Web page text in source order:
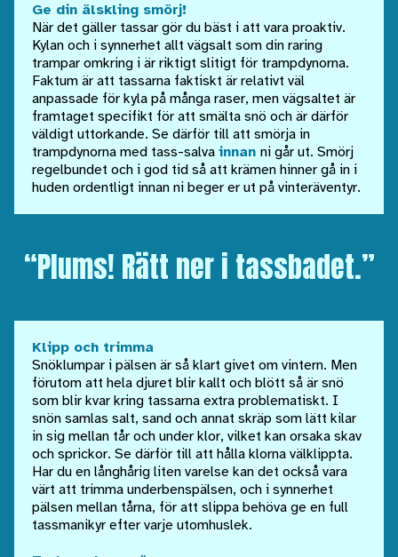
Ge din älskling smörj!
När det gäller tassar gör du bäst i att vara proaktiv.
Kylan och i synnerhet allt vägsalt som din raring
trampar omkring i är riktigt slitigt för trampdynorna.
Faktum är att tassarna faktiskt är relativt väl
anpassade för kyla på många raser, men vägsaltet är
framtaget specifikt för att smälta snö och är därför
väldigt uttorkande. Se därför till att smörja in
trampdynorna med tass-salva innan ni går ut. Smörj
regelbundet och i god tid så att krämen hinner gå in i
huden ordentligt innan ni beger er ut på vinteräventyr.
“Plums! Rätt ner i tassbadet.”
Klipp och trimma
Snöklumpar i pälsen är så klart givet om vintern. Men
förutom att hela djuret blir kallt och blött så är snö
som blir kvar kring tassarna extra problematiskt. I
snön samlas salt, sand och annat skräp som lätt kilar
in sig mellan tår och under klor, vilket kan orsaka skav
och sprickor. Se därför till att hålla klorna välklippta.
Har du en långhårig liten varelse kan det också vara
värt att trimma underbenspälsen, och i synnerhet
pälsen mellan tårna, för att slippa behöva ge en full
tassmanikyr efter varje utomhuslek.